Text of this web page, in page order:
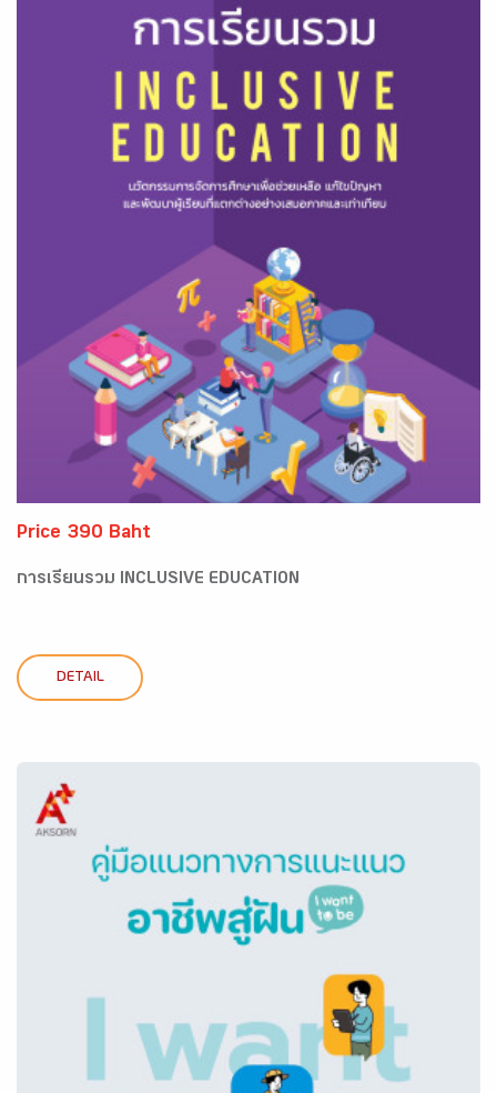
Price 390 Baht
การเรียนรวม INCLUSIVE EDUCATION
DETAIL